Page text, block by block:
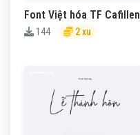
Font Việt hóa TF Cafillen
144 2 xu